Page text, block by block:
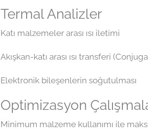
Termal Analizler
Katı malzemeler arası ısı iletimi
Akışkan-katı arası ısı transferi
Elektronik bileşenlerin soğutulması
Optimizasyon
Minimum malzeme kullanımı ile